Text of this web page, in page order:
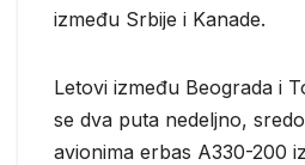
između Srbije i Kanade.
Letovi između Beograda i
se dva puta nedeljno,
avionima erbas A330-200